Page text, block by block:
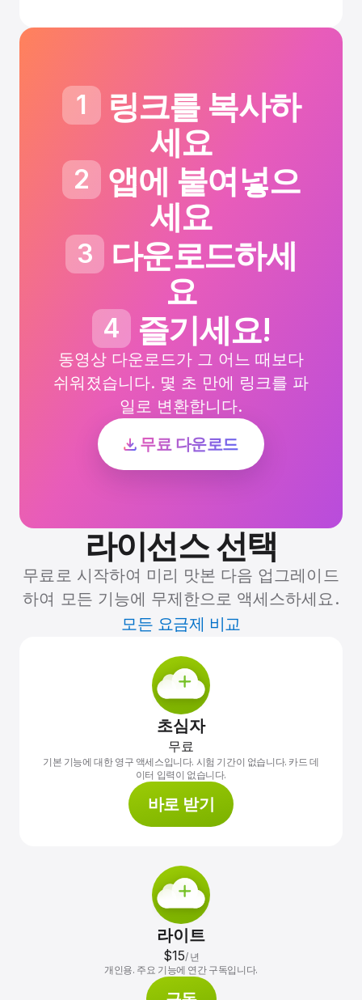
1
링크를 복사하
세요
2
앱에 붙여넣으
세요
3
다운로드하세
요
4 즐기세요!
동영상 다운로드가 그 어느 때보다
쉬워졌습니다. 몇 초 만에 링크를 파
일로 변환합니다.
무료 다운로드
라이선스 선택
무료로 시작하여 미리 맛본 다음 업그레이드
하여 모든 기능에 무제한으로 액세스하세요.
모든 요금제 비교
초심자
무료
기본 기능에 대한 영구 액세스입니다. 시험 기간이 없습니다. 카드 데
이터 입력이 없습니다.
바로 받기
라이트
$15/ 년
개인용. 주요 기능에 연간 구독입니다.